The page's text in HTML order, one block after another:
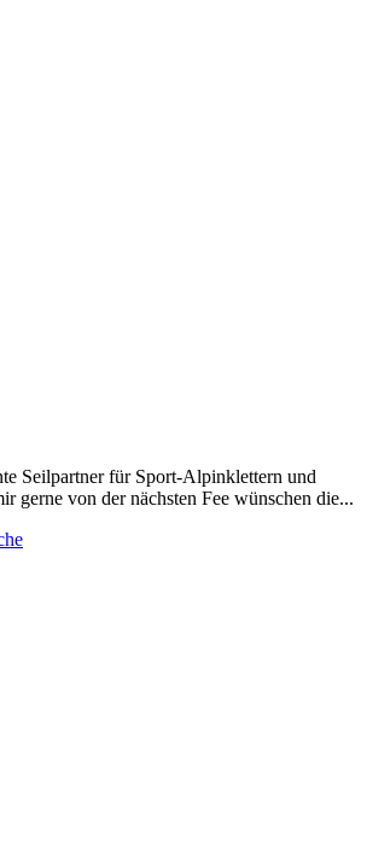
Seilpartner für Sport-Alpinklettern und
gerne von der nächsten Fee wünschen die...